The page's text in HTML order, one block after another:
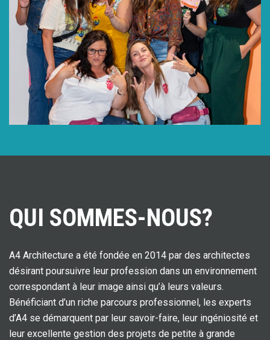
QUI SOMMES-NOUS?
A4 Architecture a été fondée en 2014 par des architectes
désirant poursuivre leur profession dans un environnement
correspondant à leur image ainsi qu’à leurs valeurs.
Bénéficiant d’un riche parcours professionnel, les experts
d’A4 se démarquent par leur savoir-faire, leur ingéniosité et
leur excellente gestion des projets de petite à grande